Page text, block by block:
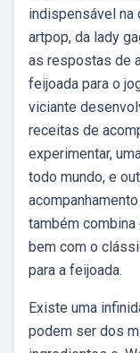
indispensável na
artpop, da lady
as respostas de
feijoada para o
viciante
receitas de
experimentar,
todo mundo, e
também
bem com o
para a feijoada.
Existe uma
podem ser dos